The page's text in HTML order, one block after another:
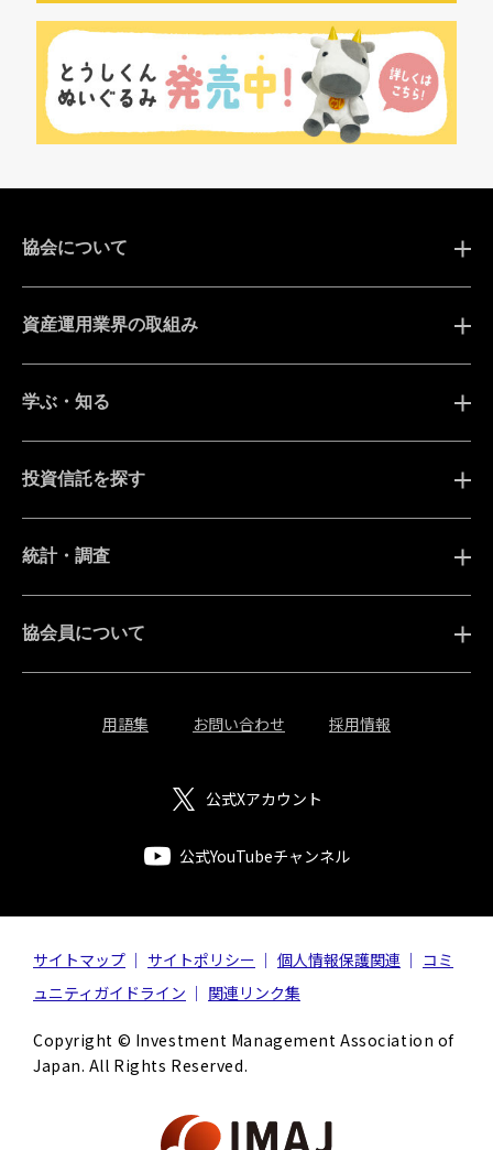
協会について
資産運用業界の取組み
学ぶ・知る
投資信託を探す
統計・調査
協会員について
用語集 お問い合わせ 採用情報
公式Xアカウント
公式YouTubeチャンネル
サイトマップ サイトポリシー 個人情報保護関連
コミ
ュニティガイドライン
関連リンク集
Copyright © Investment Management Association of
Japan. All Rights Reserved.